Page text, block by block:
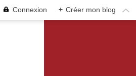
Connexion + Créer mon blog